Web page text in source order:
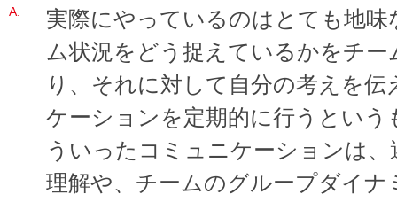
実際にやっているのはとても地
ム状況をどう捉えているかをチ
り、それに対して自分の考えを
ケーションを定期的に行うとい
ういったコミュニケーションは
理解や、チームのグループダイ